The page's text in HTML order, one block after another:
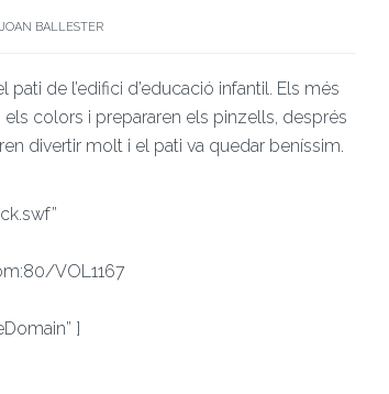
BALLESTER
de l’edifici d’educació infantil. Els més
colors i prepararen els pinzells, després
divertir molt i el pati va quedar beníssim.
VOL1167
]